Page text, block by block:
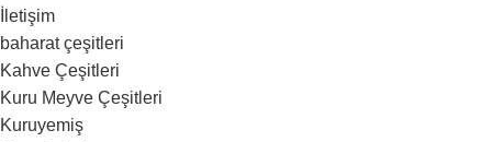
İletişim
baharat çeşitleri
Kahve Çeşitleri
Kuru Meyve Çeşitleri
Kuruyemiş